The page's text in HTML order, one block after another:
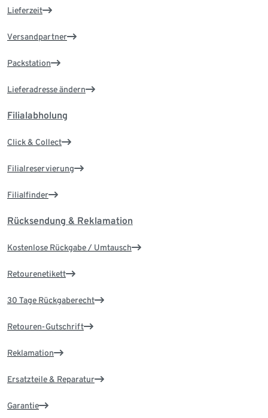
Lieferzeit
Versandpartner
Packstation
Lieferadresse ändern
Filialabholung
Click & Collect
Filialreservierung
Filialfinder
Rücksendung & Reklamation
Kostenlose Rückgabe / Umtausch
Retourenetikett
30 Tage Rückgaberecht
Retouren-Gutschrift
Reklamation
Ersatzteile & Reparatur
Garantie